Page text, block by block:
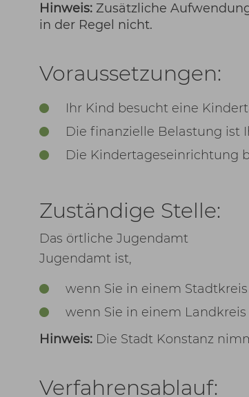
Hinweis: Zusätzliche
in der Regel nicht.
Voraussetzungen:
Ihr Kind besucht eine
Die finanzielle Belastung ist
Die Kindertageseinrichtung
Zuständige Stelle:
Das örtliche Jugendamt
Jugendamt ist,
wenn Sie in einem
wenn Sie in einem
Hinweis: Die Stadt Konstanz
Verfahrensablauf: